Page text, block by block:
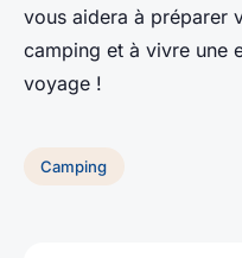
vous aidera à préparer
camping et à vivre une
voyage !
Camping